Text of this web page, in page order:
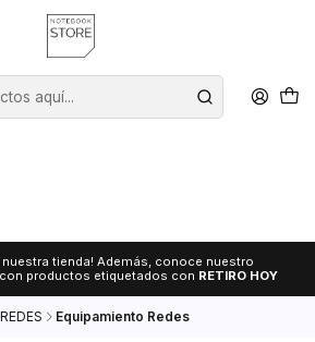
nuestra tienda! Además, conoce nuestro
productos etiquetados con RETIRO HOY
REDES Equipamiento Redes